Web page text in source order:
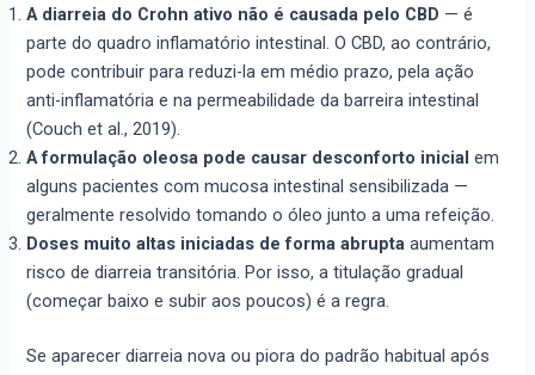
A diarreia do Crohn ativo não é causada pelo CBD — é
parte do quadro inflamatório intestinal. O CBD, ao contrário,
pode contribuir para reduzi-la em médio prazo, pela ação
anti-inflamatória e na permeabilidade da barreira intestinal
(Couch et al., 2019).
A formulação oleosa pode causar desconforto inicial em
alguns pacientes com mucosa intestinal sensibilizada —
geralmente resolvido tomando o óleo junto a uma refeição.
Doses muito altas iniciadas de forma abrupta aumentam
risco de diarreia transitória. Por isso, a titulação gradual
(começar baixo e subir aos poucos) é a regra.
Se aparecer diarreia nova ou piora do padrão habitual após